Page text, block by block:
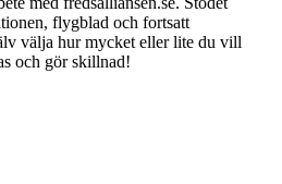
flygblad och fortsatt
välja hur mycket eller lite du vill
och gör skillnad!